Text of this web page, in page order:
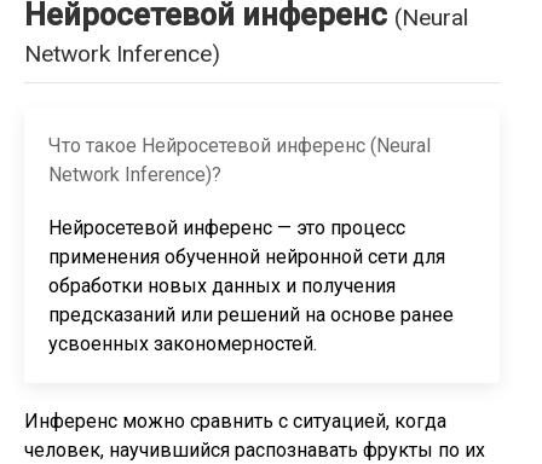
Нейросетевой инференс (Neural
Network Inference)
Что такое Нейросетевой инференс (Neural
Network Inference)?
Нейросетевой инференс — это процесс
применения обученной нейронной сети для
обработки новых данных и получения
предсказаний или решений на основе ранее
усвоенных закономерностей.
Инференс можно сравнить с ситуацией, когда
человек, научившийся распознавать фрукты по их